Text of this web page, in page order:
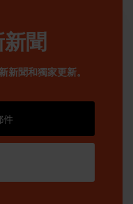
聞
新聞和獨家更新。